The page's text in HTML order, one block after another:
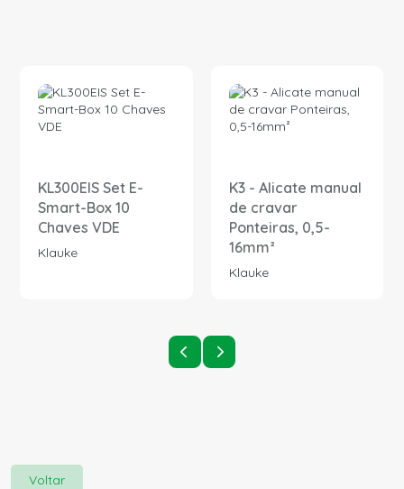
KL300EIS Set E-
Smart-Box 10
Chaves VDE
Klauke
K3 - Alicate manual
de cravar
Ponteiras, 0,5-
16mm²
Klauke
Voltar